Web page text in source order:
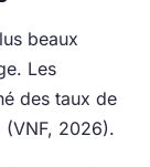
beaux
Les
des taux de
2026).